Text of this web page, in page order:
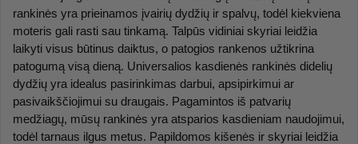
rankinės yra prieinamos įvairių dydžių ir spalvų, todėl kiekviena
moteris gali rasti sau tinkamą. Talpūs vidiniai skyriai leidžia
laikyti visus būtinus daiktus, o patogios rankenos užtikrina
patogumą visą dieną. Universalios kasdienės rankinės didelių
dydžių yra idealus pasirinkimas darbui, apsipirkimui ar
pasivaikščiojimui su draugais. Pagamintos iš patvarių
medžiagų, mūsų rankinės yra atsparios kasdieniam naudojimui,
todėl tarnaus ilgus metus. Papildomos kišenės ir skyriai leidžia